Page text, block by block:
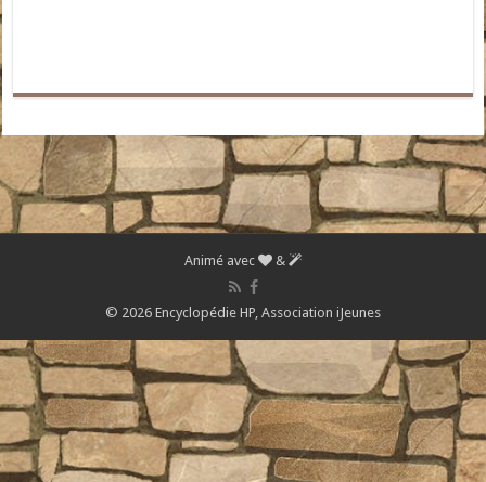
Animé avec &
© 2026 Encyclopédie HP, Association iJeunes